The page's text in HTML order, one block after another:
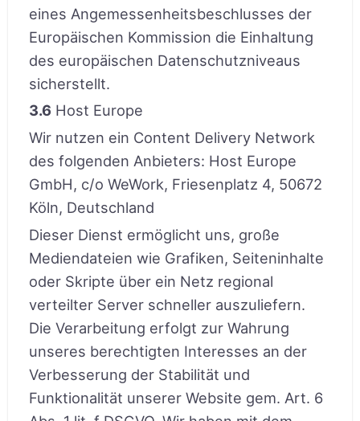
eines Angemessenheitsbeschlusses der
Europäischen Kommission die Einhaltung
des europäischen Datenschutzniveaus
sicherstellt.
3.6 Host Europe
Wir nutzen ein Content Delivery Network
des folgenden Anbieters: Host Europe
GmbH, c/o WeWork, Friesenplatz 4, 50672
Köln, Deutschland
Dieser Dienst ermöglicht uns, große
Mediendateien wie Grafiken, Seiteninhalte
oder Skripte über ein Netz regional
verteilter Server schneller auszuliefern.
Die Verarbeitung erfolgt zur Wahrung
unseres berechtigten Interesses an der
Verbesserung der Stabilität und
Funktionalität unserer Website gem. Art. 6